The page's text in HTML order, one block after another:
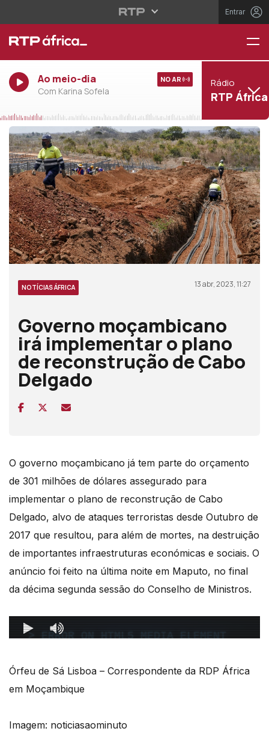
Entrar
Ao meio-dia
Com Karina Sofela
NO AR Rádio
RTP África
NOTÍCIAS ÁFRICA 13 abr, 2023, 11:27
Governo moçambicano
irá implementar o plano
de reconstrução de Cabo
Delgado
O governo moçambicano já tem parte do orçamento
de 301 milhões de dólares assegurado para
implementar o plano de reconstrução de Cabo
Delgado, alvo de ataques terroristas desde Outubro de
2017 que resultou, para além de mortes, na destruição
de importantes infraestruturas económicas e sociais. O
anúncio foi feito na última noite em Maputo, no final
da décima segunda sessão do Conselho de Ministros.
Órfeu de Sá Lisboa – Correspondente da RDP África
em Moçambique
Imagem: noticiasaominuto